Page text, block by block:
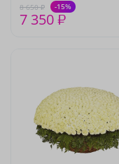
8 650 ₽ -15%
7 350 ₽